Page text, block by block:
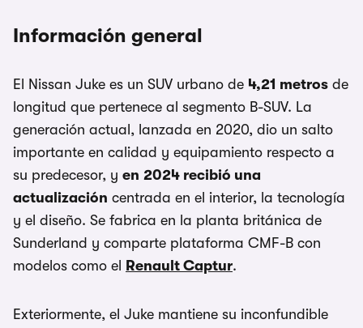
Información general
El Nissan Juke es un SUV urbano de 4,21 metros de
longitud que pertenece al segmento B-SUV. La
generación actual, lanzada en 2020, dio un salto
importante en calidad y equipamiento respecto a
su predecesor, y en 2024 recibió una
actualización centrada en el interior, la tecnología
y el diseño. Se fabrica en la planta británica de
Sunderland y comparte plataforma CMF-B con
modelos como el
Renault Captur.
Exteriormente, el Juke mantiene su inconfundible